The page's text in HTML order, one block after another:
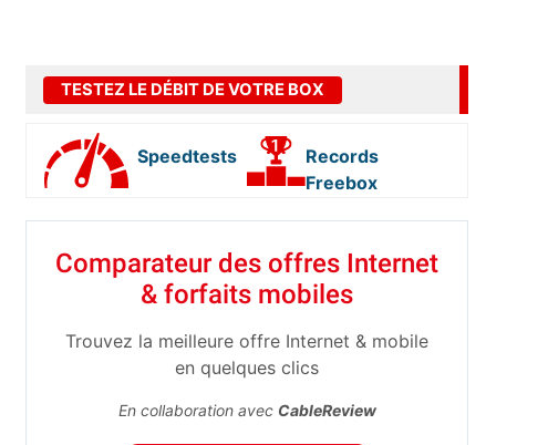
TESTEZ LE DÉBIT DE VOTRE BOX
Speedtests
Records
Freebox
Comparateur des offres Internet
& forfaits mobiles
Trouvez la meilleure offre Internet & mobile
en quelques clics
En collaboration avec CableReview